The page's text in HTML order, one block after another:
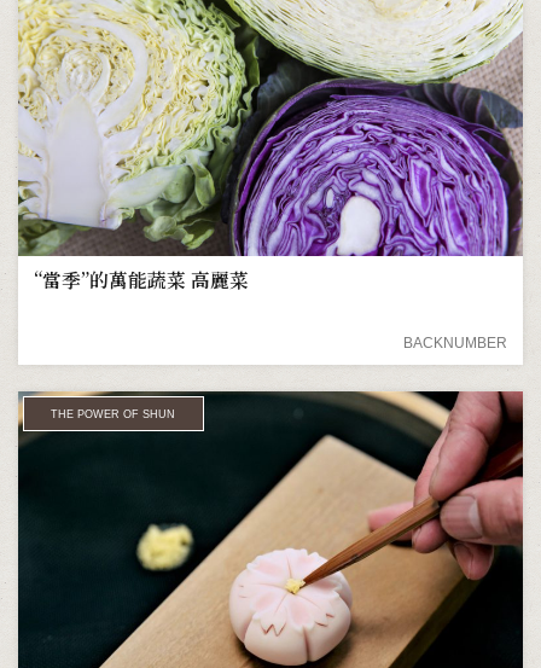
“當季”的萬能蔬菜 高麗菜
BACKNUMBER
THE POWER OF SHUN